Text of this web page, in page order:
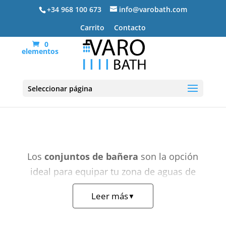
+34 968 100 673
info@varobath.com
Carrito
Contacto
0
elementos
Seleccionar página
Conjuntos de bañera
Los conjuntos de bañera son la opción
ideal para equipar tu zona de aguas de
forma integral. Estos kits incluyen el grifo
mezclador, el flexo flexible, el soporte de
Leer más▼